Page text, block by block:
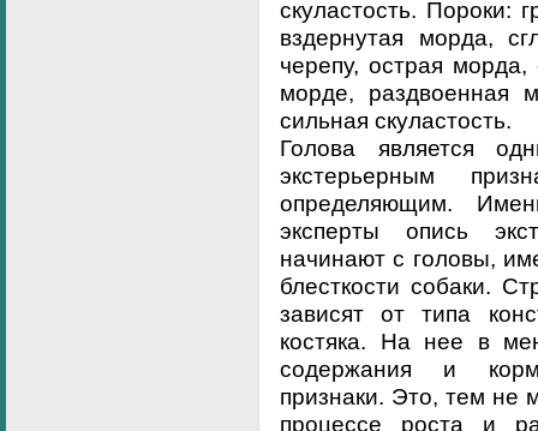
скуластость. Пороки:
вздернутая морда,
черепу, острая
морде, раздвоенная
сильная скуластость.
Голова является
экстерьерным
определяющим.
эксперты опись
начинают с головы,
блесткости собаки.
зависят от типа
костяка. На нее в
содержания и
признаки. Это, тем не
процессе роста и